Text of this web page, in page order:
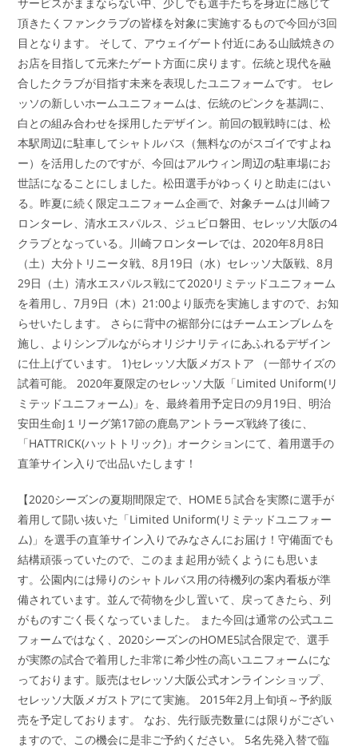
頂きたくファンクラブの皆様を対象に実施するもので今回が3回
目となります。 そして、アウェイゲート付近にある山賊焼きの
お店を目指して元来たゲート方面に戻ります。伝統と現代を融
合したクラブが目指す未来を表現したユニフォームです。 セレ
ッソの新しいホームユニフォームは、伝統のピンクを基調に、
白との組み合わせを採用したデザイン。前回の観戦時には、松
本駅周辺に駐車してシャトルバス（無料なのがスゴイですよね
ー）を活用したのですが、今回はアルウィン周辺の駐車場にお
世話になることにしました。松田選手がゆっくりと助走にはい
る。昨夏に続く限定ユニフォーム企画で、対象チームは川崎フ
ロンターレ、清水エスパルス、ジュビロ磐田、セレッソ大阪の4
クラブとなっている。川崎フロンターレでは、2020年8月8日
（土）大分トリニータ戦、8月19日（水）セレッソ大阪戦、8月
29日（土）清水エスパルス戦にて2020リミテッドユニフォーム
を着用し、7月9日（木）21:00より販売を実施しますので、お知
らせいたします。 さらに背中の裾部分にはチームエンブレムを
施し、よりシンプルながらオリジナリティにあふれるデザイン
に仕上げています。 1)セレッソ大阪メガストア （一部サイズの
試着可能。 2020年夏限定のセレッソ大阪「Limited Uniform(リ
ミテッドユニフォーム)」を、最終着用予定日の9月19日、明治
安田生命J１リーグ第17節の鹿島アントラーズ戦終了後に、
「HATTRICK(ハットトリック)」オークションにて、着用選手の
直筆サイン入りで出品いたします！
【2020シーズンの夏期間限定で、HOME５試合を実際に選手が
着用して闘い抜いた「Limited Uniform(リミテッドユニフォー
ム)」を選手の直筆サイン入りでみなさんにお届け！守備面でも
結構頑張っていたので、このまま起用が続くようにも思いま
す。公園内には帰りのシャトルバス用の待機列の案内看板が準
備されています。並んで荷物を少し置いて、戻ってきたら、列
がものすごく長くなっていました。 また今回は通常の公式ユニ
フォームではなく、2020シーズンのHOME5試合限定で、選手
が実際の試合で着用した非常に希少性の高いユニフォームにな
っております。販売はセレッソ大阪公式オンラインショップ、
セレッソ大阪メガストアにて実施。 2015年2月上旬頃～予約販
売を予定しております。 なお、先行販売数量には限りがござい
ますので、この機会に是非ご予約ください。 5名先発入替で臨